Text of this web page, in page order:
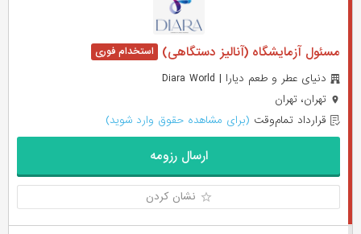
مسئول آزمایشگاه (آنالیز دستگاهی)
دنیای عطر و طعم دیارا | Diara World
تهران، تهران
قرارداد تمام‌وقت (برای مشاهده حقوق وارد شوید)
ارسال رزومه
نشان کردن